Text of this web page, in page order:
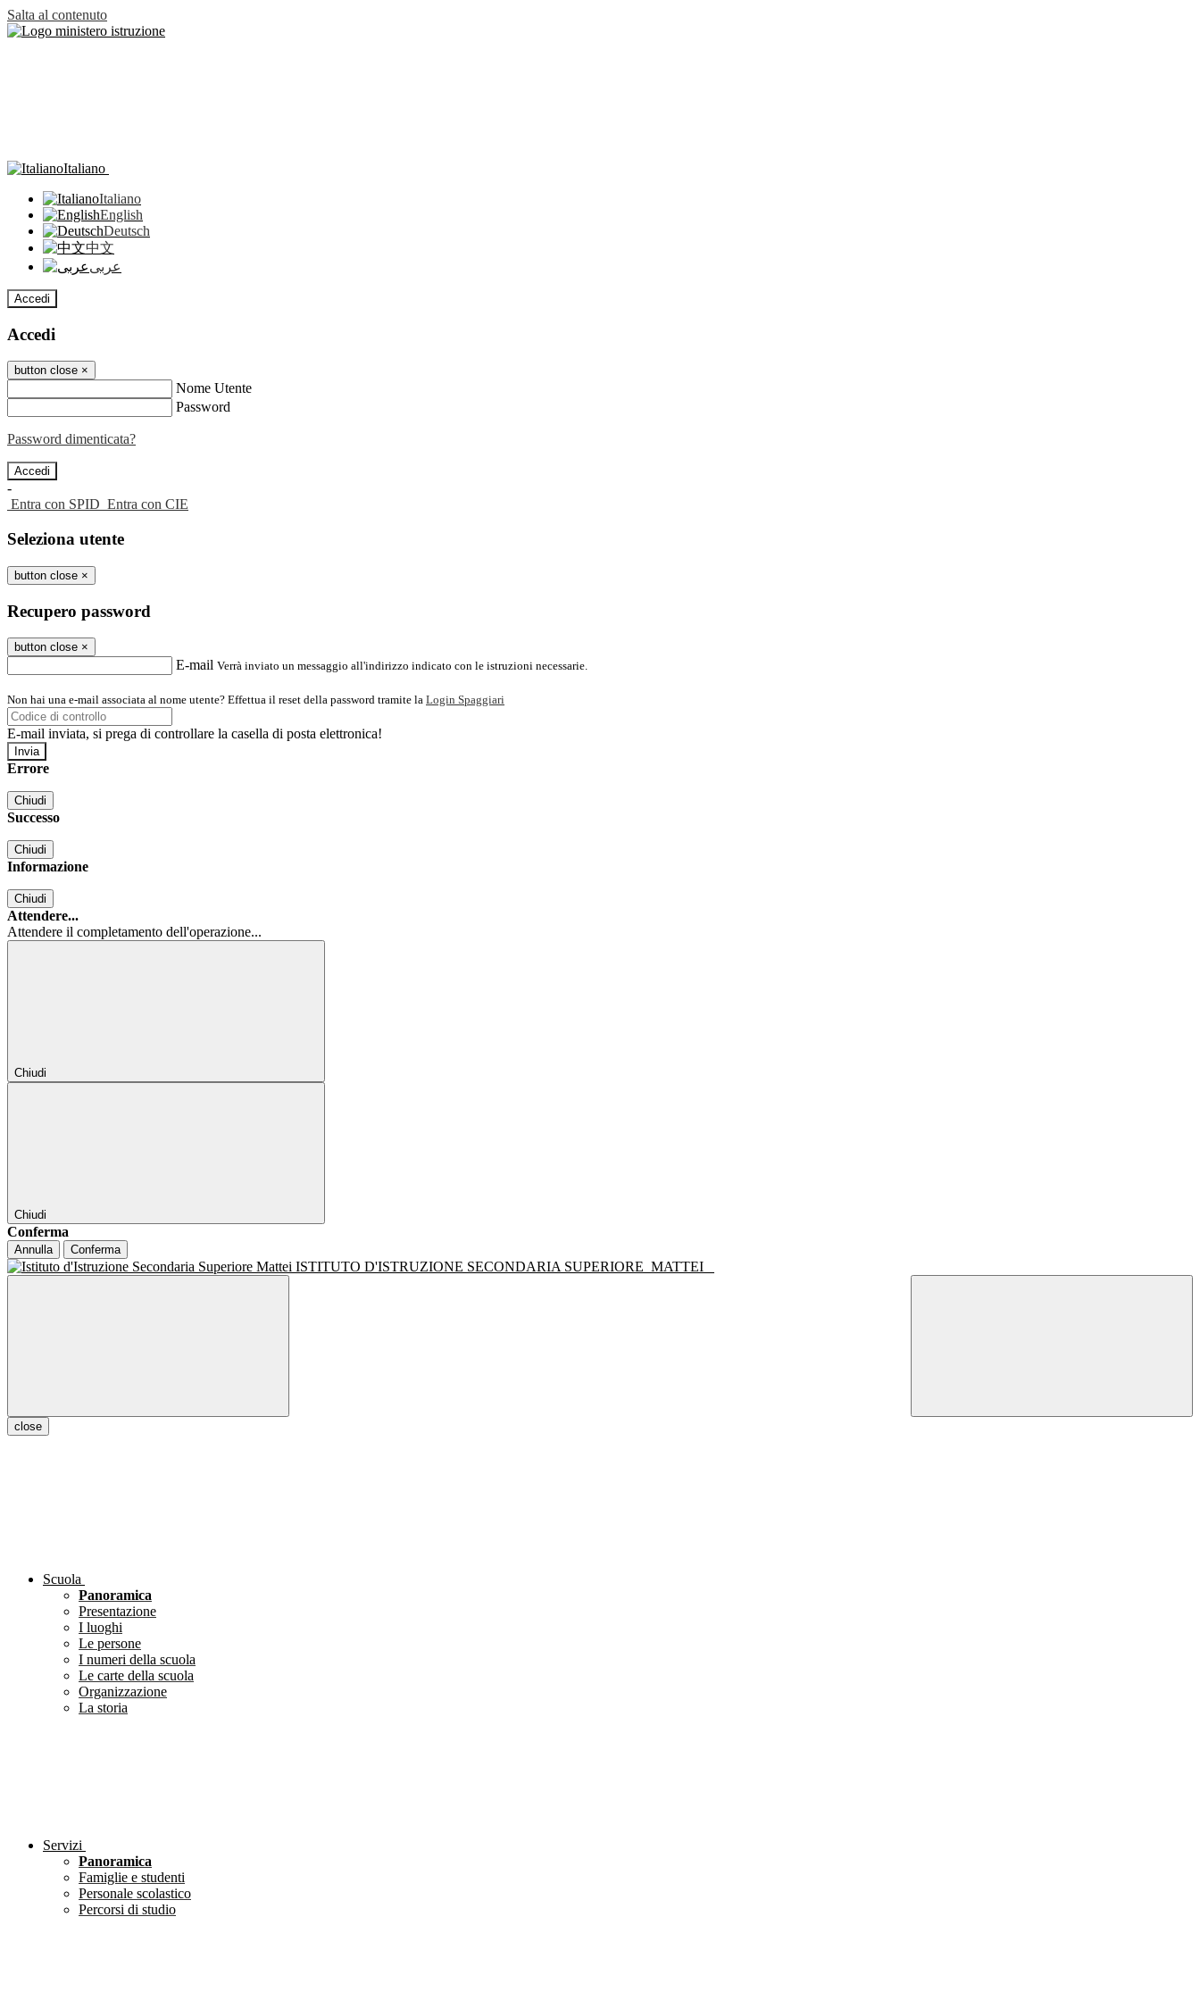
Salta al contenuto
Italiano
Italiano
English
Deutsch
中文
عربى
Accedi
Accedi
button close ×
Nome Utente
Password
Password dimenticata?
-
Entra con SPID Entra con CIE
Seleziona utente
button close ×
Recupero password
button close ×
E-mail Verrà inviato un messaggio all'indirizzo indicato con le istruzioni necessarie.
Non hai una e-mail associata al nome utente? Effettua il reset della password tramite la Login Spaggiari
E-mail inviata, si prega di controllare la casella di posta elettronica!
Errore
Chiudi
Successo
Chiudi
Informazione
Chiudi
Attendere...
Attendere il completamento dell'operazione...
Chiudi
Chiudi
Conferma
Annulla Conferma
ISTITUTO D'ISTRUZIONE SECONDARIA SUPERIORE MATTEI
close
Scuola
Panoramica
Presentazione
I luoghi
Le persone
I numeri della scuola
Le carte della scuola
Organizzazione
La storia
Servizi
Panoramica
Famiglie e studenti
Personale scolastico
Percorsi di studio